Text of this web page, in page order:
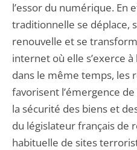
l’essor du numérique. En
traditionnelle se déplace,
renouvelle et se
internet où elle s’exerce
dans le même temps, les
favorisent l’émergence
la sécurité des biens et
du législateur français de
habituelle de sites